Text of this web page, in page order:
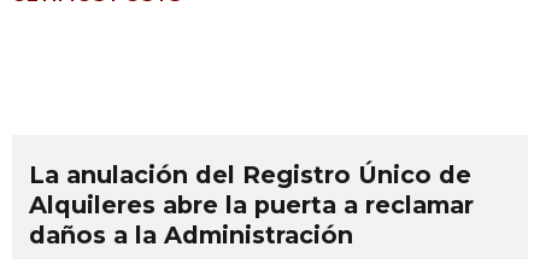
La anulación del Registro Único de
Alquileres abre la puerta a reclamar
daños a la Administración